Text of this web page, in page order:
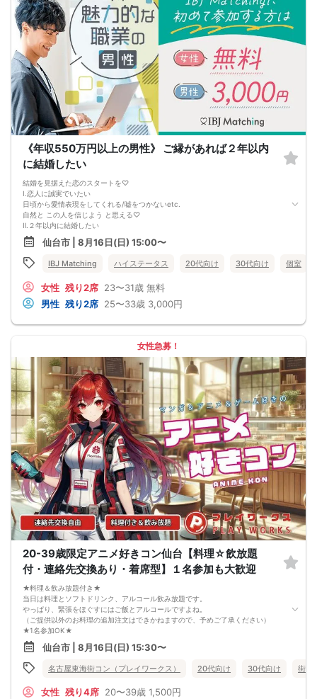
《年収550万円以上の男性》 ご縁があれば２年以内
に結婚したい
結婚を見据えた恋のスタートを♡
Ⅰ.恋人に誠実でいたい
日頃から愛情表現をしてくれる/嘘をつかないetc.
自然と この人を信じよう と思える♡
Ⅱ.２年以内に結婚したい
誕生日を祝いあったり、デートをするetc.
恋人期間を楽しんでから結婚したい♡
同じ結婚観のお相手と ふたり で
『幸せ』になりませんか？
仙台市 | 8月16日(日) 15:00〜
IBJ Matching ハイステータス 20代向け 30代向け 個室
女性 残り2席 23〜31歳 無料
男性 残り2席 25〜33歳 3,000円
女性急募！
20-39歳限定アニメ好きコン仙台【料理☆飲放題
付・連絡先交換あり・着席型】１名参加も大歓迎
★料理＆飲み放題付き★
当日は料理とソフトドリンク、アルコール飲み放題です。
やっぱり、緊張をほぐすにはご飯とアルコールですよね。
（ご提供以外のお料理の追加注文はできかねますので、予めご了承ください）
★1名参加OK★
他の1名参加の方とペアになりますし、友達作りにも最適です。
基本的には２：２のグループトークとなります。
（１：１でのトークはございませんので、予めご了承ください）
★プロフィールカードにより会話のキッカケもバッチリ★
なんてことは絶対ありません！
仙台市 | 8月16日(日) 15:30〜
名古屋東海街コン（プレイワークス） 20代向け 30代向け 街コ
女性 残り4席 20〜39歳 1,500円